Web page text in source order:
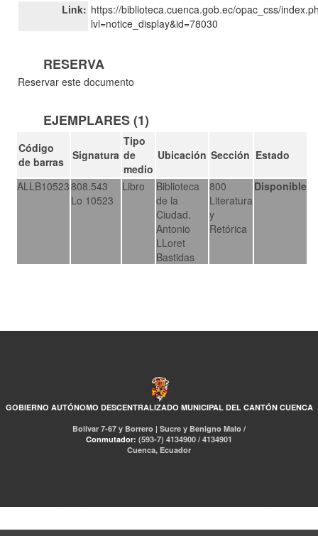
Link: https://biblioteca.cuenca.gob.ec/opac_css/
lvl=notice_display&id=78030
RESERVA
Reservar este documento
EJEMPLARES (1)
Código
de barras
Signatura
Tipo
de
medio
Ubicación Sección Estado
ALLB10523808.543
Lo 10523
Libro
Biblioteca
de la
Ciudad.
Antonio
LLoret
Bastidas
800
Literatura
y
Retórica
Disponible
GOBIERNO AUTÓNOMO DESCENTRALIZADO MUNICIPAL DEL CANTÓN CUENCA
Bolívar 7-67 y Borrero | Sucre y Benigno Malo /
Conmutador: (593-7) 4134900 / 4134901
Cuenca, Ecuador